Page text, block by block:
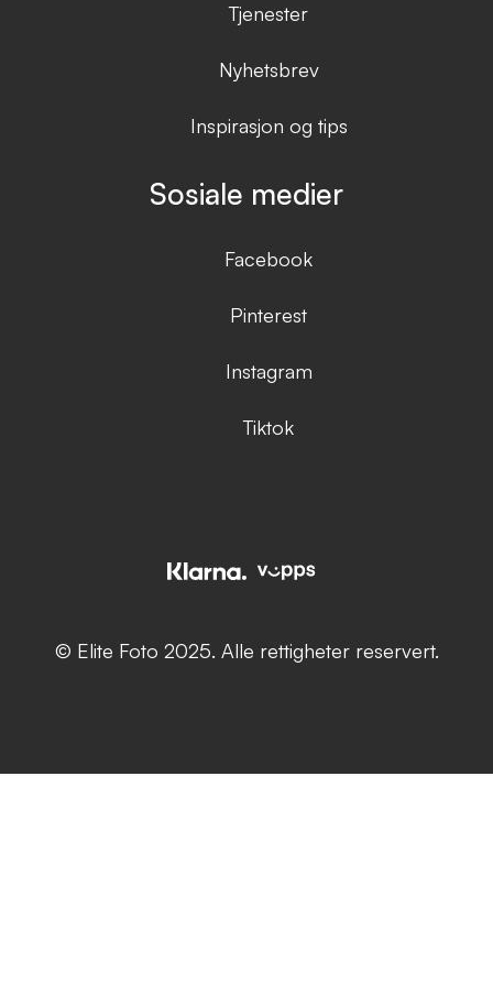
Tjenester
Nyhetsbrev
Inspirasjon og tips
Sosiale medier
Facebook
Pinterest
Instagram
Tiktok
© Elite Foto 2025. Alle rettigheter reservert.